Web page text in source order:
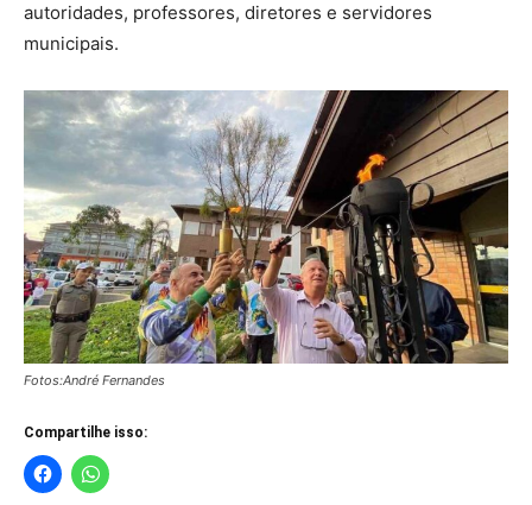
autoridades, professores, diretores e servidores
municipais.
Fotos:André Fernandes
Compartilhe isso: